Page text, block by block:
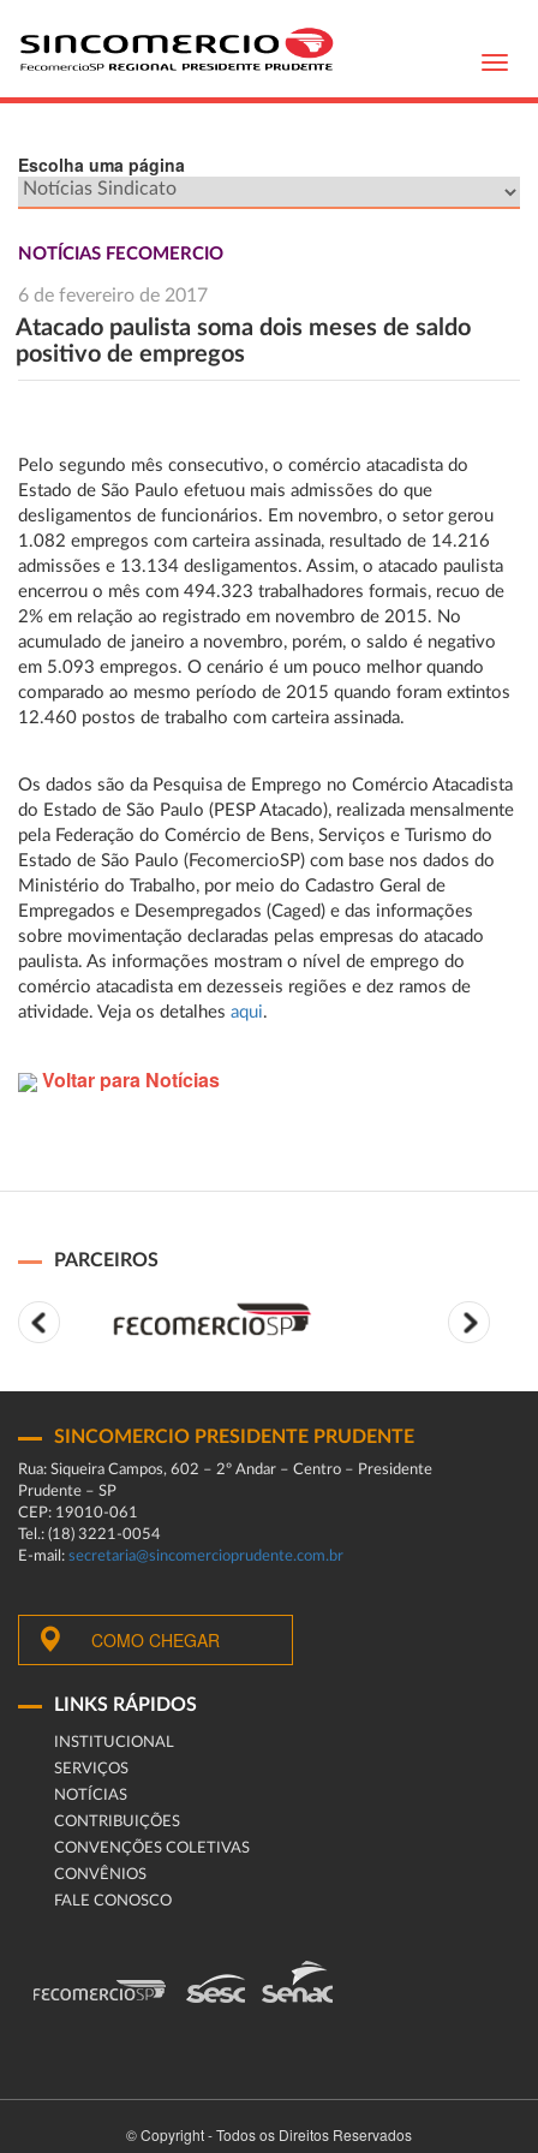
Escolha uma página
NOTÍCIAS FECOMERCIO
6 de fevereiro de 2017
Atacado paulista soma dois meses de saldo
positivo de empregos
Pelo segundo mês consecutivo, o comércio atacadista do
Estado de São Paulo efetuou mais admissões do que
desligamentos de funcionários. Em novembro, o setor gerou
1.082 empregos com carteira assinada, resultado de 14.216
admissões e 13.134 desligamentos. Assim, o atacado paulista
encerrou o mês com 494.323 trabalhadores formais, recuo de
2% em relação ao registrado em novembro de 2015. No
acumulado de janeiro a novembro, porém, o saldo é negativo
em 5.093 empregos. O cenário é um pouco melhor quando
comparado ao mesmo período de 2015 quando foram extintos
12.460 postos de trabalho com carteira assinada.
Os dados são da Pesquisa de Emprego no Comércio Atacadista
do Estado de São Paulo (PESP Atacado), realizada mensalmente
pela Federação do Comércio de Bens, Serviços e Turismo do
Estado de São Paulo (FecomercioSP) com base nos dados do
Ministério do Trabalho, por meio do Cadastro Geral de
Empregados e Desempregados (Caged) e das informações
sobre movimentação declaradas pelas empresas do atacado
paulista. As informações mostram o nível de emprego do
comércio atacadista em dezesseis regiões e dez ramos de
atividade. Veja os detalhes aqui.
Voltar para Notícias
PARCEIROS
SINCOMERCIO PRESIDENTE PRUDENTE
Rua: Siqueira Campos, 602 – 2º Andar – Centro – Presidente
Prudente – SP
CEP: 19010-061
Tel.: (18) 3221-0054
E-mail: secretaria@sincomercioprudente.com.br
COMO CHEGAR
LINKS RÁPIDOS
INSTITUCIONAL
SERVIÇOS
NOTÍCIAS
CONTRIBUIÇÕES
CONVENÇÕES COLETIVAS
CONVÊNIOS
FALE CONOSCO
© Copyright - Todos os Direitos Reservados